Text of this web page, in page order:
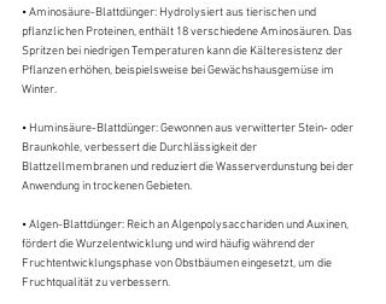
• Aminosäure-Blattdünger: Hydrolysiert aus tierischen und
pflanzlichen Proteinen, enthält 18 verschiedene Aminosäuren. Das
Spritzen bei niedrigen Temperaturen kann die Kälteresistenz der
Pflanzen erhöhen, beispielsweise bei Gewächshausgemüse im
Winter.
• Huminsäure-Blattdünger: Gewonnen aus verwitterter Stein- oder
Braunkohle, verbessert die Durchlässigkeit der
Blattzellmembranen und reduziert die Wasserverdunstung bei der
Anwendung in trockenen Gebieten.
• Algen-Blattdünger: Reich an Algenpolysacchariden und Auxinen,
fördert die Wurzelentwicklung und wird häufig während der
Fruchtentwicklungsphase von Obstbäumen eingesetzt, um die
Fruchtqualität zu verbessern.